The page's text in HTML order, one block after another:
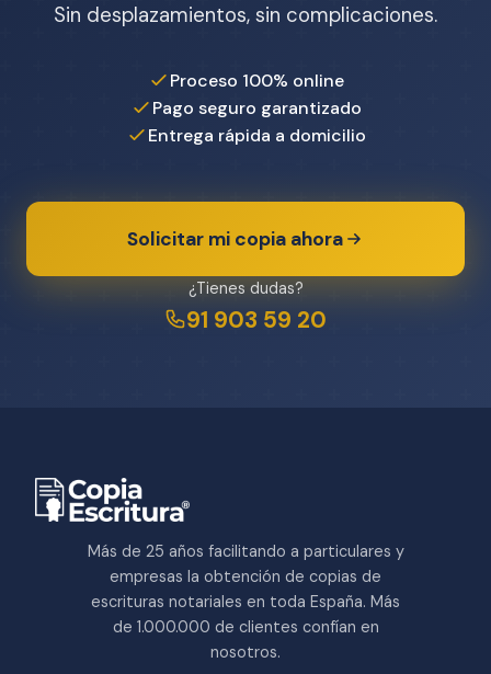
Sin desplazamientos, sin complicaciones.
Proceso 100% online
Pago seguro garantizado
Entrega rápida a domicilio
Solicitar mi copia ahora
¿Tienes dudas?
91 903 59 20
Más de 25 años facilitando a particulares y
empresas la obtención de copias de
escrituras notariales en toda España. Más
de 1.000.000 de clientes confían en
nosotros.